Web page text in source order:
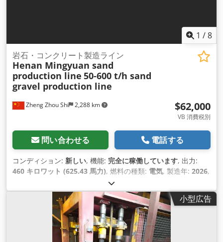
1 /8
Zheng Zhou Shi 2,288 km
岩石・コンクリート製造ライン
Henan Mingyuan sand
production line 50-600 t/h sand
gravel production line
$62,000
VB 消費税別
問い合わせる 電話する
コンディション: 新しい, 機能: 完全に稼働しています, 出力:
460 キロワット (625.43 馬力), 燃料の種類: 電気, 製造年: 2026,
小型広告